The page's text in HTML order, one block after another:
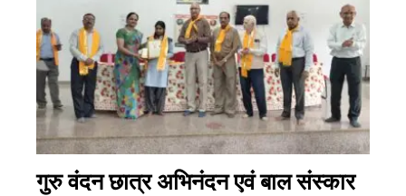
गुरु वंदन छात्र अभिनंदन एवं बाल संस्कार